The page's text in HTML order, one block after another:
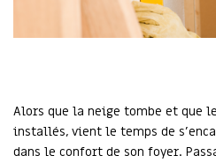
Alors que la neige tombe et que
installés, vient le temps de
dans le confort de son foyer.